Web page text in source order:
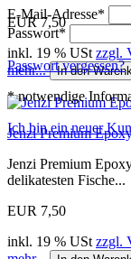
EUR 7,50
inkl. 19 % USt zzgl.
mehr... In den
Jenzi Premium
Jenzi Premium
delikatesten Fische...
EUR 7,50
inkl. 19 % USt zzgl.
E-Mail-Adresse*
Passwort*
Passwort vergessen?
* notwendige
Ich bin ein neuer